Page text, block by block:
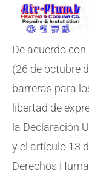
De acuerdo
(26 de octubre
barreras para
libertad de
la Declaración
y el artículo 13
Derechos